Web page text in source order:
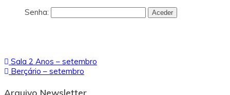
Senha:
Navegação
de
Sala 2 Anos – setembro
Berçário – setembro
Arquivo Newsletter